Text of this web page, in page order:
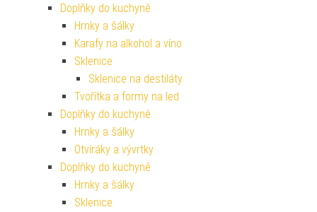
Doplňky do kuchyně
Hrnky a šálky
Karafy na alkohol a víno
Sklenice
Sklenice na destiláty
Tvořítka a formy na led
Doplňky do kuchyně
Hrnky a šálky
Otvíráky a vývrtky
Doplňky do kuchyně
Hrnky a šálky
Sklenice